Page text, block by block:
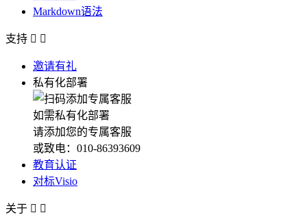
Markdown语法
支持  
邀请有礼
私有化部署
如需私有化部署
请添加您的专属客服
或致电：010-86393609
教育认证
对标Visio
关于  